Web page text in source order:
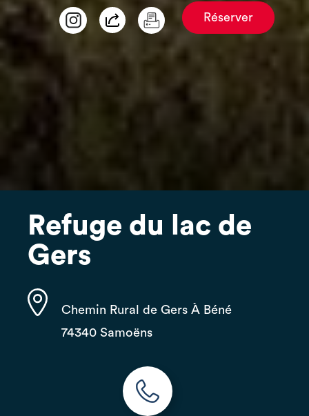
Réserver
Refuge du lac de
Gers
Chemin Rural de Gers À Béné
74340 Samoëns